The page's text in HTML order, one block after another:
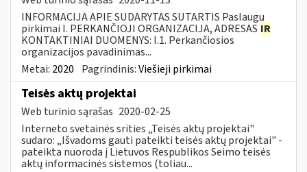
INFORMACIJA APIE SUDARYTAS SUTARTIS Paslaugų
pirkimai I. PERKANČIOJI ORGANIZACIJA, ADRESAS IR
KONTAKTINIAI DUOMENYS: I.1. Perkančiosios
organizacijos pavadinimas...
Metai: 2020 Pagrindinis:Viešieji pirkimai
Teisės aktų projektai
Web turinio sąrašas 2020-02-25
Interneto svetainės srities „Teisės aktų projektai"
sudaro: „Išvadoms gauti pateikti teisės aktų projektai" -
pateikta nuoroda į Lietuvos Respublikos Seimo teisės
aktų informacinės sistemos (toliau...